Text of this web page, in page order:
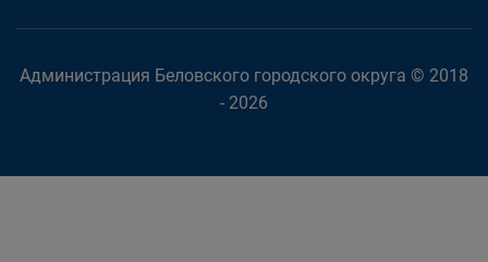
Администрация Беловского городского округа © 2018
- 2026